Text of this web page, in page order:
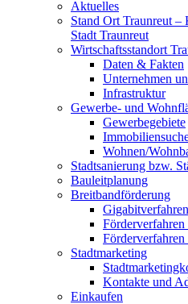
Aktuelles
Stand Ort Traunreut –
Stadt Traunreut
Wirtschaftsstandort
Daten & Fakten
Unternehmen
Infrastruktur
Gewerbe- und
Gewerbegebiete
Wohnen/
Stadtsanierung bzw.
Bauleitplanung
Breitbandförderung
Gigabitverfahren
Förderverfahren
Förderverfahren
Stadtmarketing
Kontakte und
Einkaufen